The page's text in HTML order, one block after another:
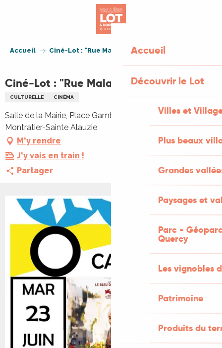
Accueil
Découvrir le Lot
Villes et
Plus beaux
Grandes
Paysages et
Parc -
Quercy
Les vignobles
Patrimoine
Produits du
Accueil Ciné-Lot : "Rue Malaga"
Ciné-Lot : "Rue Malaga"
CULTURELLE CINÉMA
Salle de la Mairie, Place Gambetta, 46170 Castelnau
Montratier-Sainte Alauzie
M'y rendre
J'y vais en train !
Partager